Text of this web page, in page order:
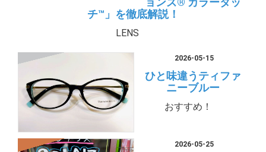
ョンズ® カラータッ
チ™」を徹底解説！
LENS
2026-05-15
ひと味違うティファ
ニーブルー
おすすめ！
2026-05-25